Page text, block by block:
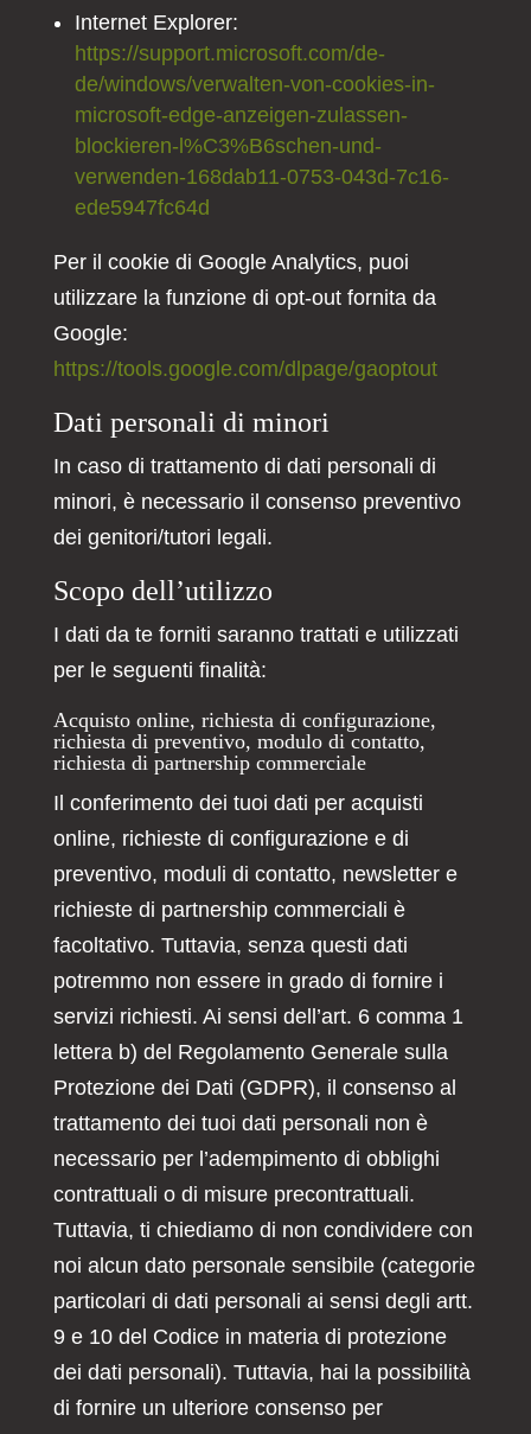
Internet Explorer:
https://support.microsoft.com/de-
de/windows/verwalten-von-cookies-in-
microsoft-edge-anzeigen-zulassen-
blockieren-l%C3%B6schen-und-
verwenden-168dab11-0753-043d-7c16-
ede5947fc64d
Per il cookie di Google Analytics, puoi
utilizzare la funzione di opt-out fornita da
Google:
https://tools.google.com/dlpage/gaoptout
Dati personali di minori
In caso di trattamento di dati personali di
minori, è necessario il consenso preventivo
dei genitori/tutori legali.
Scopo dell’utilizzo
I dati da te forniti saranno trattati e utilizzati
per le seguenti finalità:
Acquisto online, richiesta di configurazione,
richiesta di preventivo, modulo di contatto,
richiesta di partnership commerciale
Il conferimento dei tuoi dati per acquisti
online, richieste di configurazione e di
preventivo, moduli di contatto, newsletter e
richieste di partnership commerciali è
facoltativo. Tuttavia, senza questi dati
potremmo non essere in grado di fornire i
servizi richiesti. Ai sensi dell’art. 6 comma 1
lettera b) del Regolamento Generale sulla
Protezione dei Dati (GDPR), il consenso al
trattamento dei tuoi dati personali non è
necessario per l’adempimento di obblighi
contrattuali o di misure precontrattuali.
Tuttavia, ti chiediamo di non condividere con
noi alcun dato personale sensibile (categorie
particolari di dati personali ai sensi degli artt.
9 e 10 del Codice in materia di protezione
dei dati personali). Tuttavia, hai la possibilità
di fornire un ulteriore consenso per